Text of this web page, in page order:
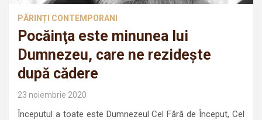
PĂRINȚI CONTEMPORANI
Pocăinţa este minunea lui
Dumnezeu, care ne rezideşte
după cădere
23 noiembrie 2020
Începutul a toate este Dumnezeul Cel Fără de Început, Cel